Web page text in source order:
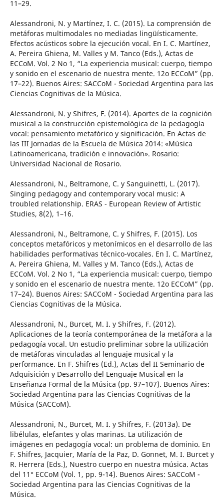
11–29.
Alessandroni, N. y Martínez, I. C. (2015). La comprensión de
metáforas multimodales no mediadas lingüísticamente.
Efectos acústicos sobre la ejecución vocal. En I. C. Martínez,
A. Pereira Ghiena, M. Valles y M. Tanco (Eds.), Actas de
ECCoM. Vol. 2 No 1, “La experiencia musical: cuerpo, tiempo
y sonido en el escenario de nuestra mente. 12o ECCoM” (pp.
17–22). Buenos Aires: SACCoM - Sociedad Argentina para las
Ciencias Cognitivas de la Música.
Alessandroni, N. y Shifres, F. (2014). Aportes de la cognición
musical a la construcción epistemológica de la pedagogía
vocal: pensamiento metafórico y significación. En Actas de
las III Jornadas de la Escuela de Música 2014: «Música
Latinoamericana, tradición e innovación». Rosario:
Universidad Nacional de Rosario.
Alessandroni, N., Beltramone, C. y Sanguinetti, L. (2017).
Singing pedagogy and contemporary vocal music: A
troubled relationship. ERAS - European Review of Artistic
Studies, 8(2), 1–16.
Alessandroni, N., Beltramone, C. y Shifres, F. (2015). Los
conceptos metafóricos y metonímicos en el desarrollo de las
habilidades performativas técnico-vocales. En I. C. Martínez,
A. Pereira Ghiena, M. Valles y M. Tanco (Eds.), Actas de
ECCoM. Vol. 2 No 1, “La experiencia musical: cuerpo, tiempo
y sonido en el escenario de nuestra mente. 12o ECCoM” (pp.
17–24). Buenos Aires: SACCoM - Sociedad Argentina para las
Ciencias Cognitivas de la Música.
Alessandroni, N., Burcet, M. I. y Shifres, F. (2012).
Aplicaciones de la teoría contemporánea de la metáfora a la
pedagogía vocal. Un estudio preliminar sobre la utilización
de metáforas vinculadas al lenguaje musical y la
performance. En F. Shifres (Ed.), Actas del II Seminario de
Adquisición y Desarrollo del Lenguaje Musical en la
Enseñanza Formal de la Música (pp. 97–107). Buenos Aires:
Sociedad Argentina para las Ciencias Cognitivas de la
Música (SACCoM).
Alessandroni, N., Burcet, M. I. y Shifres, F. (2013a). De
libélulas, elefantes y olas marinas. La utilización de
imágenes en pedagogía vocal: un problema de dominio. En
F. Shifres, Jacquier, María de la Paz, D. Gonnet, M. I. Burcet y
R. Herrera (Eds.), Nuestro cuerpo en nuestra música. Actas
del 11° ECCoM (Vol. 1, pp. 9-14). Buenos Aires: SACCoM -
Sociedad Argentina para las Ciencias Cognitivas de la
Música.